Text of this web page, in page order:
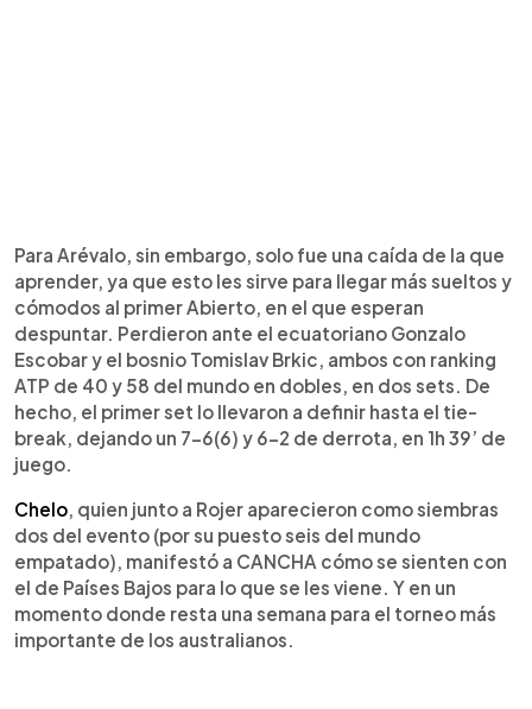
Para Arévalo, sin embargo, solo fue una caída de la que
aprender, ya que esto les sirve para llegar más sueltos y
cómodos al primer Abierto, en el que esperan
despuntar. Perdieron ante el ecuatoriano Gonzalo
Escobar y el bosnio Tomislav Brkic, ambos con ranking
ATP de 40 y 58 del mundo en dobles, en dos sets. De
hecho, el primer set lo llevaron a definir hasta el tie-
break, dejando un 7-6(6) y 6-2 de derrota, en 1h 39’ de
juego.
Chelo, quien junto a Rojer aparecieron como siembras
dos del evento (por su puesto seis del mundo
empatado), manifestó a CANCHA cómo se sienten con
el de Países Bajos para lo que se les viene. Y en un
momento donde resta una semana para el torneo más
importante de los australianos.